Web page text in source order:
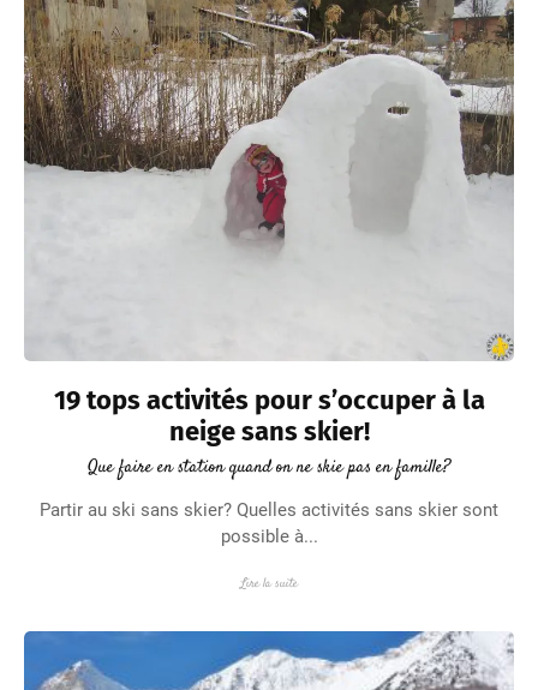
19 tops activités pour s’occuper à la
neige sans skier!
Que faire en station quand on ne skie pas en famille?
Partir au ski sans skier? Quelles activités sans skier sont
possible à...
Lire la suite